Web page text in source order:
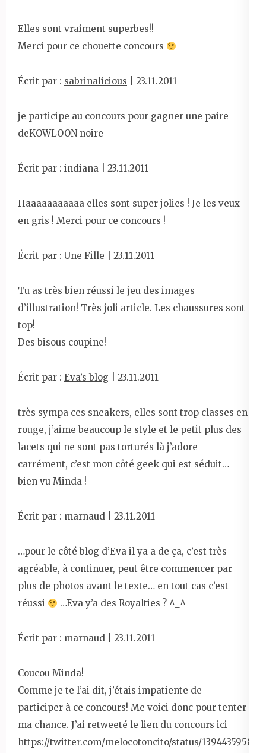
Elles sont vraiment superbes!!
Merci pour ce chouette concours
Écrit par : sabrinalicious | 23.11.2011
je participe au concours pour gagner une paire
deKOWLOON noire
Écrit par : indiana | 23.11.2011
Haaaaaaaaaaa elles sont super jolies ! Je les veux
en gris ! Merci pour ce concours !
Écrit par : Une Fille | 23.11.2011
Tu as très bien réussi le jeu des images
d’illustration! Très joli article. Les chaussures sont
top!
Des bisous coupine!
Écrit par : Eva’s blog | 23.11.2011
très sympa ces sneakers, elles sont trop classes en
rouge, j’aime beaucoup le style et le petit plus des
lacets qui ne sont pas torturés là j’adore
carrément, c’est mon côté geek qui est séduit…
bien vu Minda !
Écrit par : marnaud | 23.11.2011
…pour le côté blog d’Eva il ya a de ça, c’est très
agréable, à continuer, peut être commencer par
plus de photos avant le texte… en tout cas c’est
réussi
…Eva y’a des Royalties ? ^_^
Écrit par : marnaud | 23.11.2011
Coucou Minda!
Comme je te l’ai dit, j’étais impatiente de
participer à ce concours! Me voici donc pour tenter
ma chance. J’ai retweeté le lien du concours ici
https://twitter.com/melocotoncito/status/